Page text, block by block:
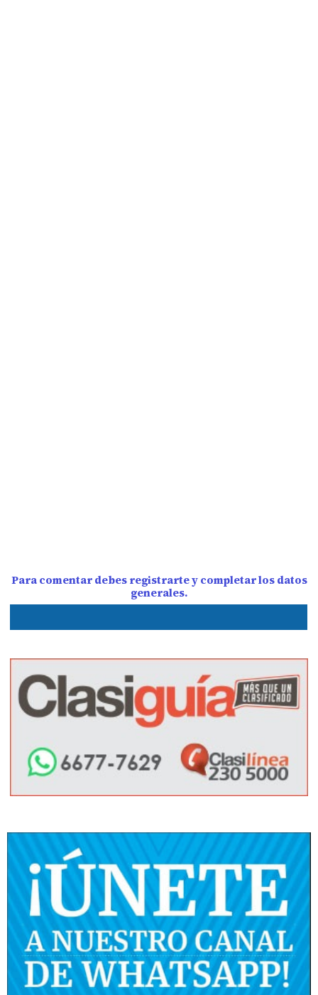
Para comentar debes registrarte y completar los datos
generales.